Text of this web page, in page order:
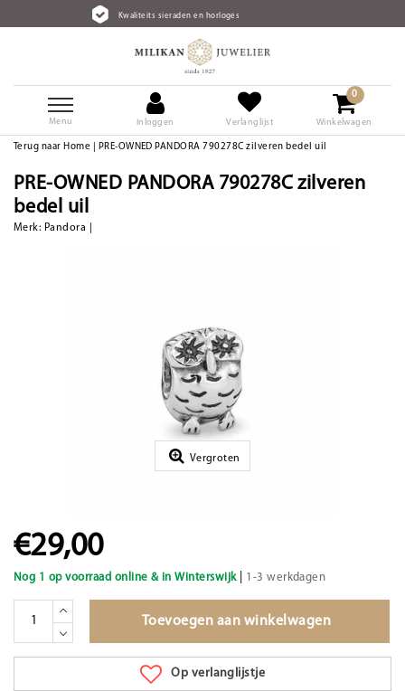
Kwaliteits sieraden en horloges
Menu Inloggen Verlanglijst
0
Winkelwagen
Terug naar Home PRE-OWNED PANDORA 790278C zilveren bedel uil
PRE-OWNED PANDORA 790278C zilveren
bedel uil
Merk: Pandora
Vergroten
€29,00
Nog 1 op voorraad online & in Winterswijk| 1-3 werkdagen
Toevoegen aan winkelwagen
Op verlanglijstje